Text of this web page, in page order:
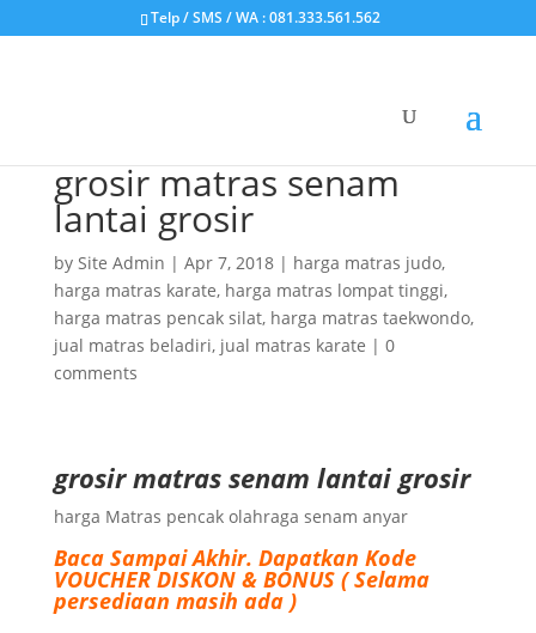
Telp / SMS / WA : 081.333.561.562
grosir matras senam
lantai grosir
by Site Admin | Apr 7, 2018| harga matras judo,
harga matras karate, harga matras lompat tinggi,
harga matras pencak silat, harga matras taekwondo,
jual matras beladiri, jual matras karate | 0
comments
grosir matras senam lantai grosir
harga Matras pencak olahraga senam anyar
Baca Sampai Akhir. Dapatkan Kode
VOUCHER DISKON & BONUS ( Selama
persediaan masih ada )